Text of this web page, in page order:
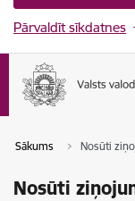
Pārvaldīt sīkdatnes
Sākums Nosūti
Nosūti